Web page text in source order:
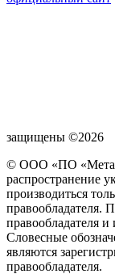
защищены ©2026
© ООО «ПО
распространение
производиться
правообладателя.
правообладателя и
Словесные
являются
правообладателя.